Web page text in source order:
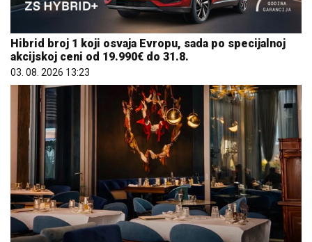
Hibrid broj 1 koji osvaja Evropu, sada po specijalnoj
akcijskoj ceni od 19.990€ do 31.8.
03. 08. 2026 13:23